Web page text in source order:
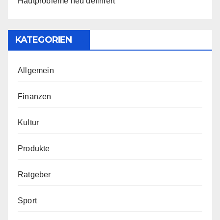
KATEGORIEN
Allgemein
Finanzen
Kultur
Produkte
Ratgeber
Sport